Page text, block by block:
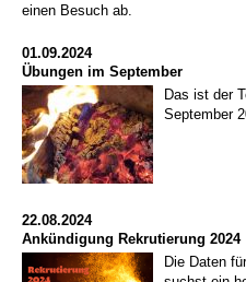
einen Besuch ab.
01.09.2024
Übungen im September
Das ist der
September
22.08.2024
Ankündigung Rekrutierung 2024
Die Daten